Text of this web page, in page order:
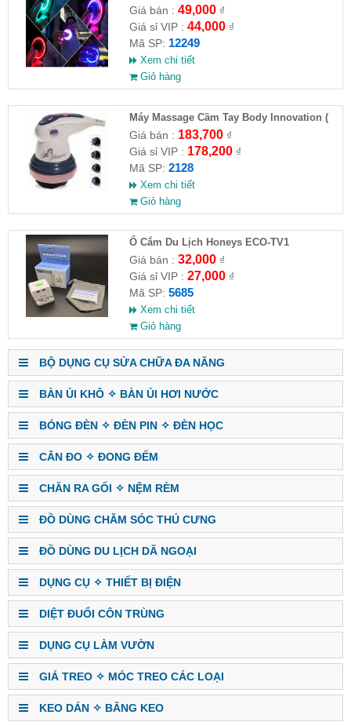
chiều tự động bay về
Giá bán : 49,000₫
Giá sỉ VIP : 44,000₫
Mã SP: 12249
Xem chi tiết
Giỏ hàng
Máy Massage Cầm Tay Body Innovation (
HĐ )
Giá bán : 183,700₫
Giá sỉ VIP : 178,200₫
Mã SP: 2128
Xem chi tiết
Giỏ hàng
Ổ Cắm Du Lịch Honeys ECO-TV1
Giá bán : 32,000₫
Giá sỉ VIP : 27,000₫
Mã SP: 5685
Xem chi tiết
Giỏ hàng
BỘ DỤNG CỤ SỬA CHỮA ĐA NĂNG
BÀN ỦI KHÔ ✧ BÀN ỦI HƠI NƯỚC
BÓNG ĐÈN ✧ ĐÈN PIN ✧ ĐÈN HỌC
CÂN ĐO ✧ ĐONG ĐẾM
CHĂN RA GỐI ✧ NỆM RÈM
ĐỒ DÙNG CHĂM SÓC THÚ CƯNG
ĐỒ DÙNG DU LỊCH DÃ NGOẠI
DỤNG CỤ ✧ THIẾT BỊ ĐIỆN
DIỆT ĐUỔI CÔN TRÙNG
DỤNG CỤ LÀM VƯỜN
GIÁ TREO ✧ MÓC TREO CÁC LOẠI
KEO DÁN ✧ BĂNG KEO